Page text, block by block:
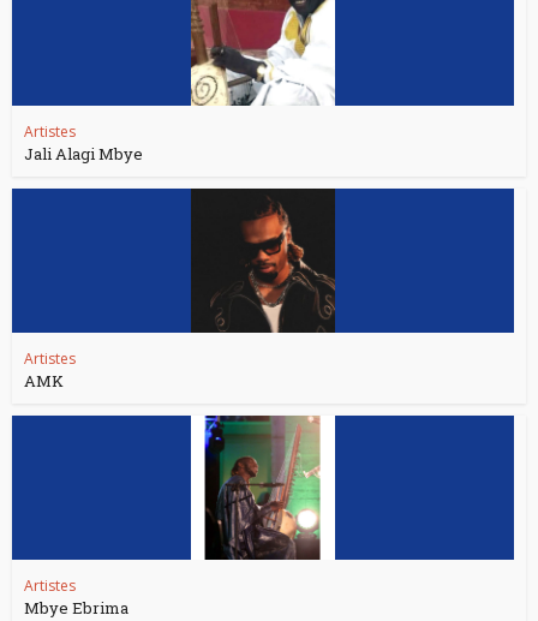
Artistes
Jali Alagi Mbye
Artistes
AMK
Artistes
Mbye Ebrima